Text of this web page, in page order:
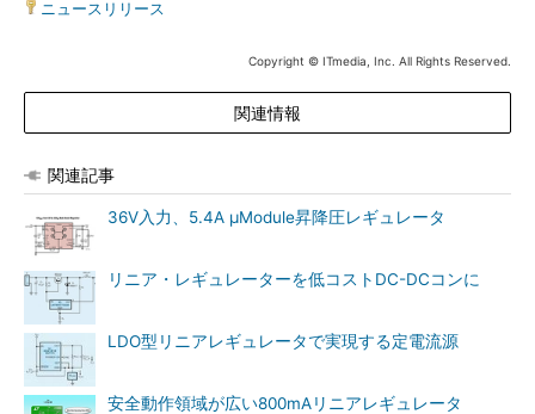
ニュースリリース
Copyright © ITmedia, Inc. All Rights Reserved.
関連情報
関連記事
36V入力、5.4A μModule昇降圧レギュレータ
リニア・レギュレーターを低コストDC-DCコンに
LDO型リニアレギュレータで実現する定電流源
安全動作領域が広い800mAリニアレギュレータ